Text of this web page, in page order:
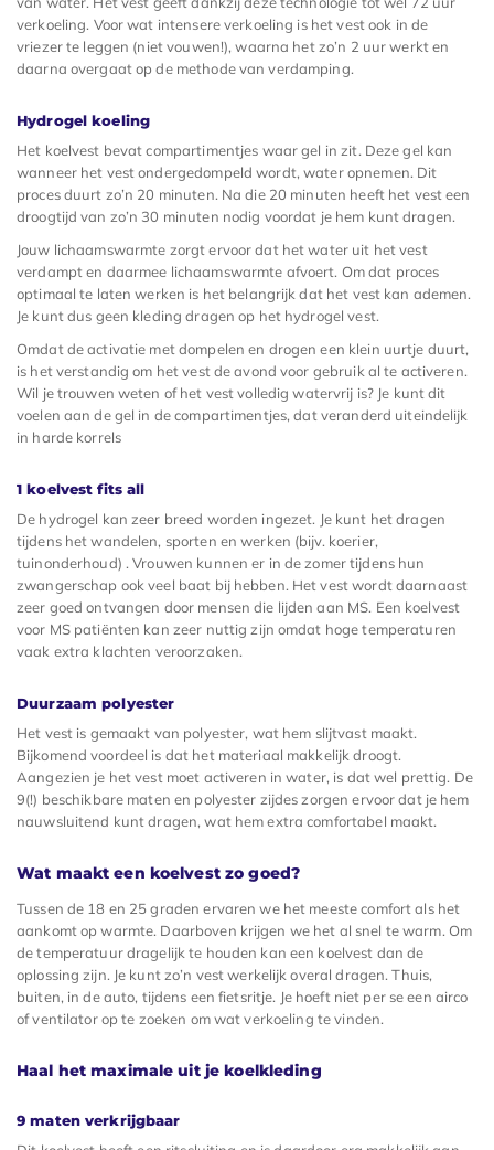
verkoeling. Voor wat intensere verkoeling is het vest ook in de
vriezer te leggen (niet vouwen!), waarna het zo’n 2 uur werkt en
daarna overgaat op de methode van verdamping.
Hydrogel koeling
Het koelvest bevat compartimentjes waar gel in zit. Deze gel kan
wanneer het vest ondergedompeld wordt, water opnemen. Dit
proces duurt zo’n 20 minuten. Na die 20 minuten heeft het vest een
droogtijd van zo’n 30 minuten nodig voordat je hem kunt dragen.
Jouw lichaamswarmte zorgt ervoor dat het water uit het vest
verdampt en daarmee lichaamswarmte afvoert. Om dat proces
optimaal te laten werken is het belangrijk dat het vest kan ademen.
Je kunt dus geen kleding dragen op het hydrogel vest.
Omdat de activatie met dompelen en drogen een klein uurtje duurt,
is het verstandig om het vest de avond voor gebruik al te activeren.
Wil je trouwen weten of het vest volledig watervrij is? Je kunt dit
voelen aan de gel in de compartimentjes, dat veranderd uiteindelijk
in harde korrels
1 koelvest fits all
De hydrogel kan zeer breed worden ingezet. Je kunt het dragen
tijdens het wandelen, sporten en werken (bijv. koerier,
tuinonderhoud) . Vrouwen kunnen er in de zomer tijdens hun
zwangerschap ook veel baat bij hebben. Het vest wordt daarnaast
zeer goed ontvangen door mensen die lijden aan MS. Een koelvest
voor MS patiënten kan zeer nuttig zijn omdat hoge temperaturen
vaak extra klachten veroorzaken.
Duurzaam polyester
Het vest is gemaakt van polyester, wat hem slijtvast maakt.
Bijkomend voordeel is dat het materiaal makkelijk droogt.
Aangezien je het vest moet activeren in water, is dat wel prettig. De
9(!) beschikbare maten en polyester zijdes zorgen ervoor dat je hem
nauwsluitend kunt dragen, wat hem extra comfortabel maakt.
Wat maakt een koelvest zo goed?
Tussen de 18 en 25 graden ervaren we het meeste comfort als het
aankomt op warmte. Daarboven krijgen we het al snel te warm. Om
de temperatuur dragelijk te houden kan een koelvest dan de
oplossing zijn. Je kunt zo’n vest werkelijk overal dragen. Thuis,
buiten, in de auto, tijdens een fietsritje. Je hoeft niet per se een airco
of ventilator op te zoeken om wat verkoeling te vinden.
Haal het maximale uit je koelkleding
9 maten verkrijgbaar